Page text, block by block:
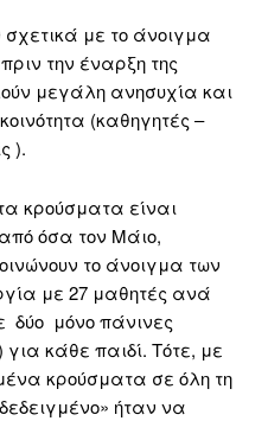
με το άνοιγμα
την έναρξη της
μεγάλη ανησυχία και
(καθηγητές –
).
κρούσματα είναι
όσα τον Μάιο,
το άνοιγμα των
με 27 μαθητές ανά
δύο μόνο πάνινες
κάθε παιδί. Τότε, με
κρούσματα σε όλη τη
ήταν να